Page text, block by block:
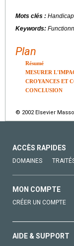
Mots clés :
Keywords:
Plan
Résumé
MESURER
CROYANCES ET
CONCLUSION
© 2002 Elsevier
ACCÈS RAPIDES
DOMAINES
MON COMPTE
CRÉER UN COMPTE
AIDE & SUPPORT